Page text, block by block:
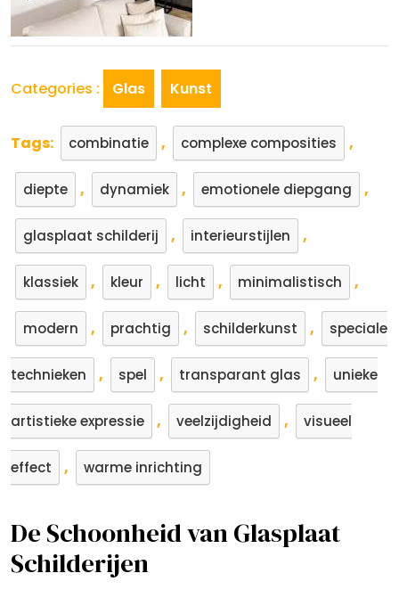
Categories : Glas Kunst
Tags: combinatie , complexe composities ,
diepte , dynamiek , emotionele diepgang ,
glasplaat schilderij , interieurstijlen ,
klassiek , kleur , licht , minimalistisch ,
modern , prachtig , schilderkunst , speciale
technieken , spel , transparant glas , unieke
artistieke expressie , veelzijdigheid , visueel
effect , warme inrichting
De Schoonheid van Glasplaat
Schilderijen